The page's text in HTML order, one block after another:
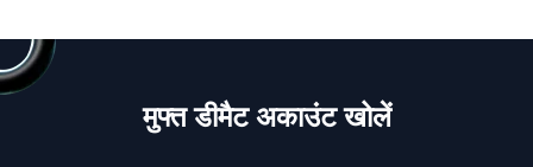
मुफ्त डीमैट अकाउंट खोलें